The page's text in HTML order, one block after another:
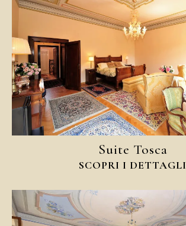
Suite Tosca
SCOPRI I DETTAGLI